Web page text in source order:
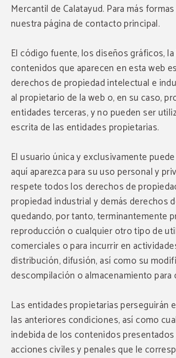
Mercantil de Calatayud. Para más
nuestra página de contacto principal.
El código fuente, los diseños gráficos,
contenidos que aparecen en esta web
derechos de propiedad intelectual e
al propietario de la web o, en su caso,
entidades terceras, y no pueden ser
escrita de las entidades propietarias.
El usuario única y exclusivamente
aquí aparezca para su uso personal y
respete todos los derechos de
propiedad industrial y demás derechos
quedando, por tanto, terminantemente
reproducción o cualquier otro tipo de
comerciales o para incurrir en
distribución, difusión, así como su
descompilación o almacenamiento para
Las entidades propietarias perseguirán
las anteriores condiciones, así como
indebida de los contenidos
acciones civiles y penales que le